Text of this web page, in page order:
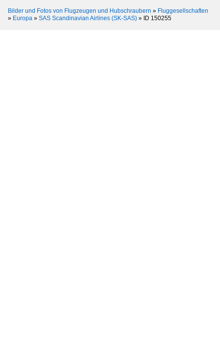
Bilder und Fotos von Flugzeugen und Hubschraubern » Fluggesellschaften
» Europa » SAS Scandinavian Airlines (SK-SAS) » ID 150255